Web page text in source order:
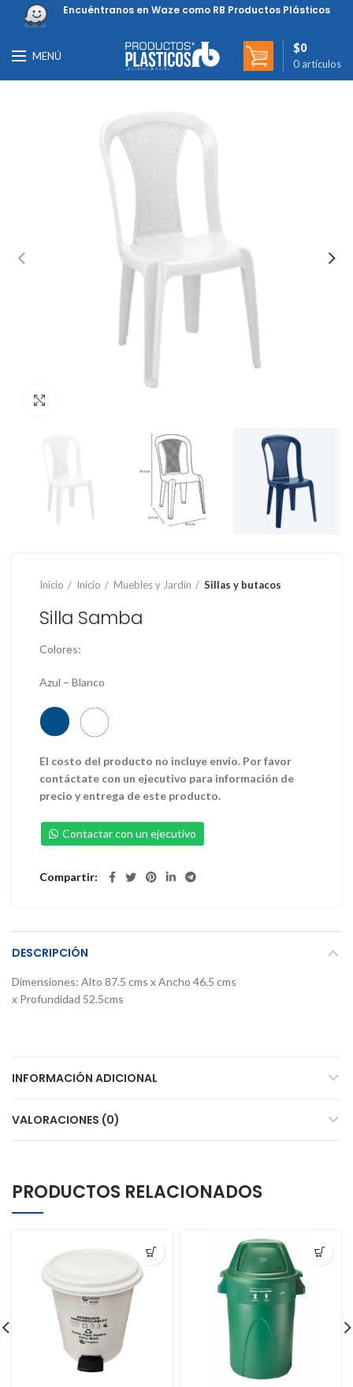
Encuéntranos en Waze como RB Productos Plásticos
MENÚ
0 artículos
$0
Inicio Inicio Muebles y Jardín Sillas y butacos
Silla Samba
Colores:
Azul – Blanco
El costo del producto no incluye envío. Por favor
contáctate con un ejecutivo para información de
precio y entrega de este producto.
Contactar con un ejecutivo
Compartir
DESCRIPCIÓN
Dimensiones: Alto 87.5 cms x Ancho 46.5 cms
x Profundidad 52.5cms
INFORMACIÓN ADICIONAL
VALORACIONES (0)
PRODUCTOS RELACIONADOS